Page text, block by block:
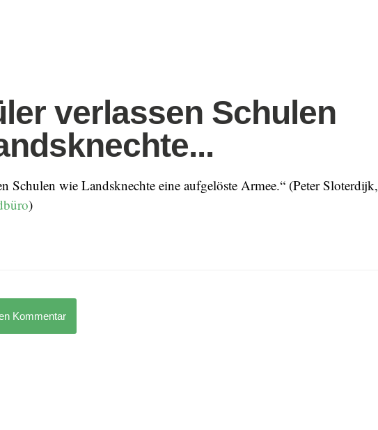
verlassen Schulen
Schulen wie Landsknechte eine aufgelöste Armee.“ (Peter Sloterdijk,
)
Kommentar